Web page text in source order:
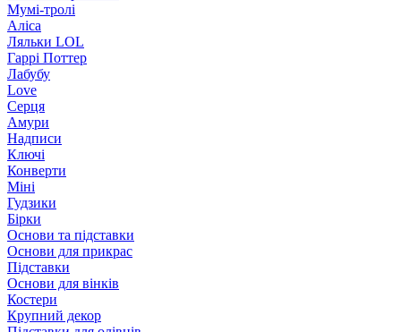
Мумі-тролі
Аліса
Ляльки LOL
Гаррі Поттер
Лабубу
Love
Серця
Амури
Надписи
Ключі
Конверти
Міні
Гудзики
Бірки
Основи та підставки
Основи для прикрас
Підставки
Основи для вінків
Костери
Крупний декор